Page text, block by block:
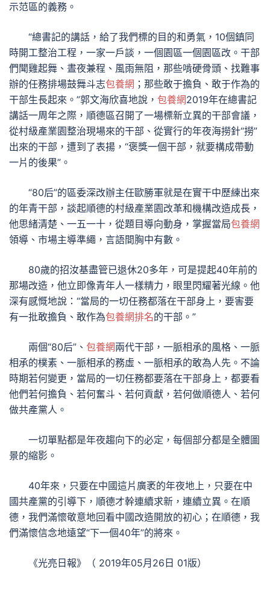
示范區的義務。
“總書記的講話，給了我們標的目的和勇氣，10個鎮同
時開工整治工程，一家一戶談，一個園區一個園區改。干部
們聞雞起舞、晝夜兼程、風雨無阻，那些啃硬骨頭、找難事
辦的任務排場鼓舞斗志包養網 ；那些敢于擔負、敢于作為的
干部生長起來。”郭文海欣喜地說， 包養網2019年在總書記
講話一周年之際，順德區召開了一場標新立異的干部會議，
從村級產業園整治現場來的干部、從實行的年夜海撈針“撈”
出來的干部，遭到了表揚，“褒獎一個干部，就要構成帶動
一片的後果”。
“80后”的區委深改辦主任歐勝軍就是在實干中歷練出來
的年青干部，談起順德的村級產業園改革和機構改造成長，
他思緒清楚、一五一十，從題目導向動身，掌握當局包養網
領導、市場主導準繩，言語間胸中有數。
80歲的招汝基盡管已退休20多年，可是提起40年前的
那場改造，他立即像青年人一樣精力，眼里閃耀著光線。他
深有感慨地說：“當局的一切任務都落在干部身上，要害要
有一批敢擔負、敢作為包養網排名的干部。”
兩個“80后”、 包養網兩代干部，一脈相承的風格、一脈
相承的樸素、一脈相承的務虛、一脈相承的敢為人先。不論
時期若何變更，當局的一切任務都要落在干部身上，都要看
他們若何擔負、若何奮斗、若何貢獻，若何做順德人、若何
做共產黨人。
一切單點都是年夜趨向下的必定，每個部分都是全體圖
景的縮影。
40年來，只要在中國這片廣袤的年夜地上，只要在中
國共產黨的引導下，順德才幹連續求新，連續立異。在順
德，我們滿懷敬意地回看中國改造開放的初心；在順德，我
們滿懷信念地遠望“下一個40年”的將來。
《光亮日報》（ 2019年05月26日 01版）